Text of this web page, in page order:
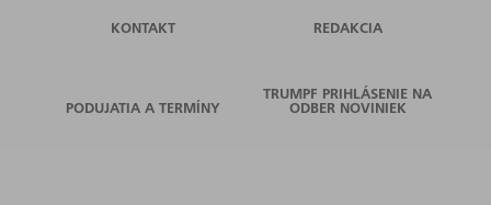
KONTAKT REDAKCIA
PODUJATIA A TERMÍNY
TRUMPF PRIHLÁSENIE NA
ODBER NOVINIEK